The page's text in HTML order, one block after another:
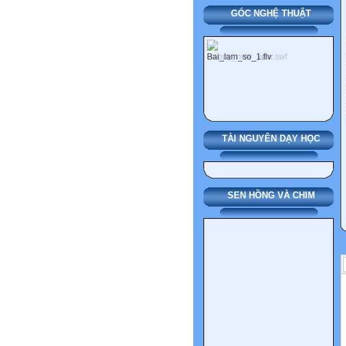
GÓC NGHỆ THUẬT
TÀI NGUYÊN DẠY HỌC
SEN HỒNG VÀ CHIM